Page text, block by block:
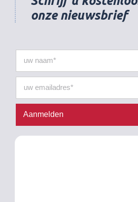
onze nieuwsbrief
Aanmelden